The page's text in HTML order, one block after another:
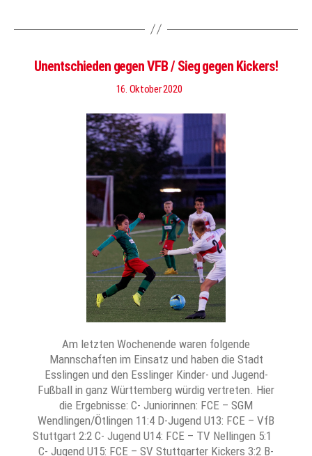
Unentschieden gegen VFB / Sieg gegen Kickers!
16. Oktober 2020
Am letzten Wochenende waren folgende
Mannschaften im Einsatz und haben die Stadt
Esslingen und den Esslinger Kinder- und Jugend-
Fußball in ganz Württemberg würdig vertreten. Hier
die Ergebnisse: C- Juniorinnen: FCE – SGM
Wendlingen/Ötlingen 11:4 D-Jugend U13: FCE – VfB
Stuttgart 2:2 C- Jugend U14: FCE – TV Nellingen 5:1
C- Jugend U15: FCE – SV Stuttgarter Kickers 3:2 B-